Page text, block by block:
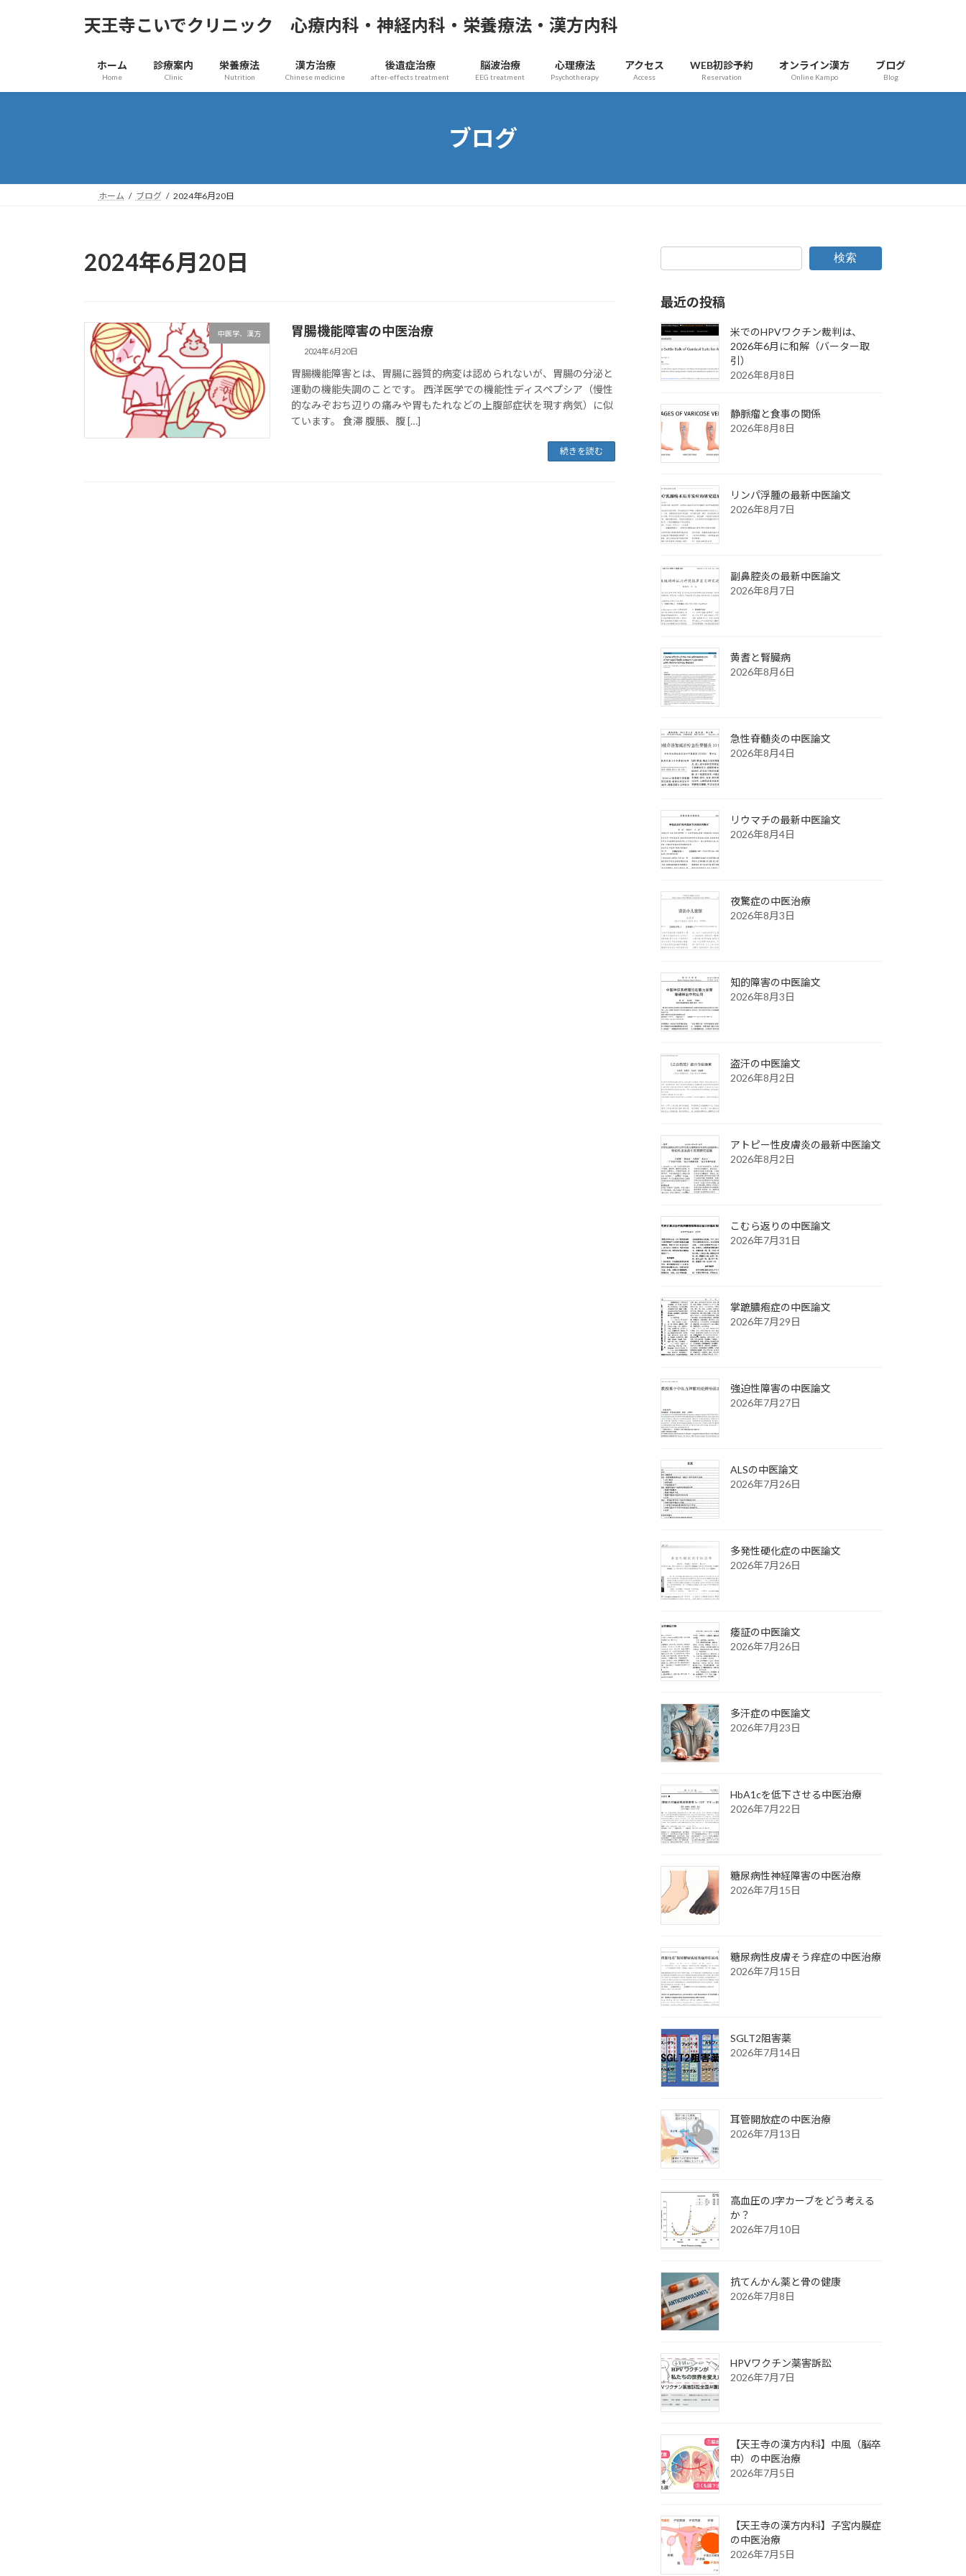
へ
ョ
天王寺こいでクリニック 心療内科・神経内科・栄養療法・漢方内科
ホーム
Home
診療案内
Clinic
栄養療法
Nutrition
漢方治療
Chinese medicine
後遺症治療
after-effects treatment
脳波治療
EEG treatment
心理療法
Psychotherapy
アクセス
Access
WEB初診予約
Reservation
オンライン漢方
Online Kampo
ブログ
Blog
ブログ
ホーム ブログ 2024年6月20日
2024年6月20日
中医学、漢方 胃腸機能障害の中医治療
2024年6月20日
胃腸機能障害とは、胃腸に器質的病変は認められないが、胃腸の分泌と
運動の機能失調のことです。 西洋医学での機能性ディスペプシア（慢性
的なみぞおち辺りの痛みや胃もたれなどの上腹部症状を現す病気）に似
ています。 食滞 腹脹、腹 […]
続きを読む
検索
最近の投稿
米でのHPVワクチン裁判は、
2026年6月に和解（バーター取
引）
2026年8月8日
静脈瘤と食事の関係
2026年8月8日
リンパ浮腫の最新中医論文
2026年8月7日
副鼻腔炎の最新中医論文
2026年8月7日
黄耆と腎臓病
2026年8月6日
急性脊髄炎の中医論文
2026年8月4日
リウマチの最新中医論文
2026年8月4日
夜驚症の中医治療
2026年8月3日
知的障害の中医論文
2026年8月3日
盗汗の中医論文
2026年8月2日
アトピー性皮膚炎の最新中医論文
2026年8月2日
こむら返りの中医論文
2026年7月31日
掌蹠膿疱症の中医論文
2026年7月29日
強迫性障害の中医論文
2026年7月27日
ALSの中医論文
2026年7月26日
多発性硬化症の中医論文
2026年7月26日
痿証の中医論文
2026年7月26日
多汗症の中医論文
2026年7月23日
HbA1cを低下させる中医治療
2026年7月22日
糖尿病性神経障害の中医治療
2026年7月15日
糖尿病性皮膚そう痒症の中医治療
2026年7月15日
SGLT2阻害薬
2026年7月14日
耳管開放症の中医治療
2026年7月13日
高血圧のJ字カーブをどう考える
か？
2026年7月10日
抗てんかん薬と骨の健康
2026年7月8日
HPVワクチン薬害訴訟
2026年7月7日
【天王寺の漢方内科】中風（脳卒
中）の中医治療
2026年7月5日
【天王寺の漢方内科】子宮内膜症
の中医治療
2026年7月5日